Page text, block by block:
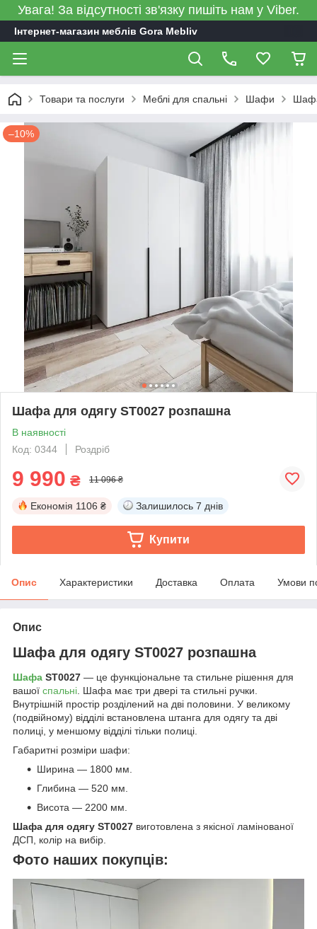
Увага! За відсутності зв'язку пишіть нам у Viber.
Інтернет-магазин меблів Gora Mebliv
Товари та послуги Меблі для спальні Шафи
–10%
Шафа для одягу ST0027 розпашна
В наявності
Код: 0344
Роздріб
9 990 ₴ 11 096 ₴
Економія 1106 ₴ Залишилось 7 днів
Купити
Опис Характеристики Доставка Оплата Умови
Опис
Шафа для одягу ST0027 розпашна
Шафа ST0027 — це функціональне та стильне рішення для
вашої спальні. Шафа має три двері та стильні ручки.
Внутрішній простір розділений на дві половини. У великому
(подвійному) відділі встановлена штанга для одягу та дві
полиці, у меншому відділі тільки полиці.
Габаритні розміри шафи:
Ширина — 1800 мм.
Глибина — 520 мм.
Висота — 2200 мм.
Шафа для одягу ST0027 виготовлена з якісної ламінованої
ДСП, колір на вибір.
Фото наших покупців: